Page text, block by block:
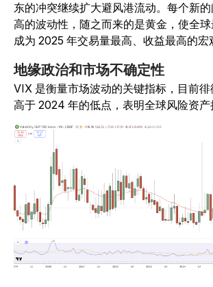
东的冲突继续扩大避风港流动。每个新
高的波动性，随之而来的是黄金，使全
成为 2025 年交易量最高、收益最高的宏
地缘政治和市场不确定性
VIX 是衡量市场波动的关键指标，目前徘
高于 2024 年的低点，表明全球风险资产